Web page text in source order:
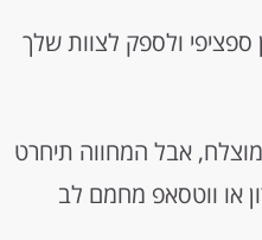
ולספק לצוות שלך
אבל המחווה תיחרט
או ווטסאפ מחמם לב